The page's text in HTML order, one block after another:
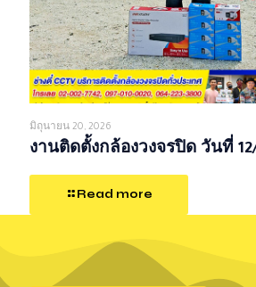
มิถุนายน 20, 2026
งานติดตั้งกล้องวงจรปิด วันที่
Read more